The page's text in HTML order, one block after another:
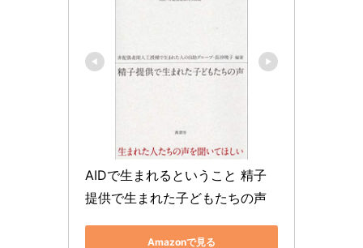
AIDで生まれるということ 精子
提供で生まれた子どもたちの声
Amazonで見る